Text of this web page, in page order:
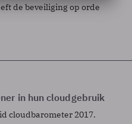
de beveiliging op orde
in hun cloudgebruik
cloudbarometer 2017.